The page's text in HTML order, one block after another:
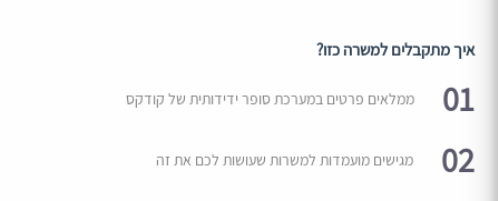
איך מתקבלים למשרה כזו?
01 ממלאים פרטים במערכת סופר ידידותית של קודקס
02 מגישים מועמדות למשרות שעושות לכם את זה